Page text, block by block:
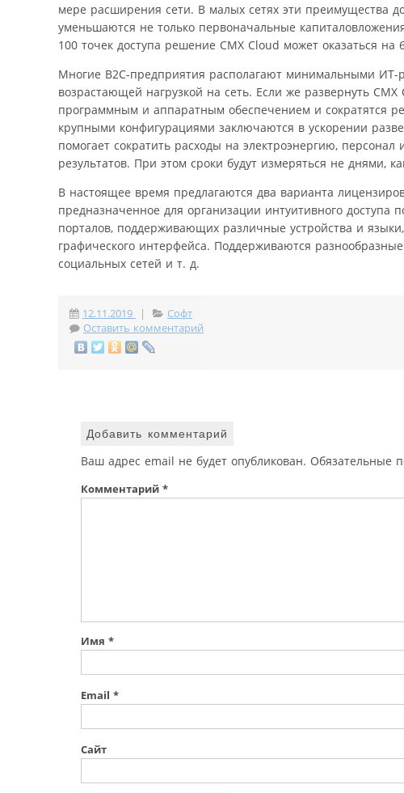
мере расширения сети. В малых сетях эти преимущества
уменьшаются не только первоначальные
100 точек доступа решение CMX Cloud может оказаться
Многие B2C-предприятия располагают минимальными ИТ-
возрастающей нагрузкой на сеть. Если же развернуть
программным и аппаратным обеспечением и сократятся
крупными конфигурациями заключаются в ускорении
помогает сократить расходы на электроэнергию,
результатов. При этом сроки будут измеряться не
В настоящее время предлагаются два варианта
предназначенное для организации интуитивного доступа
порталов, поддерживающих различные устройства и
графического интерфейса. Поддерживаются
социальных сетей и т. д.
12.11.2019 |
Софт
Оставить комментарий
Добавить комментарий
Ваш адрес email не будет опубликован. Обязательные
Комментарий *
Имя *
Email *
Сайт